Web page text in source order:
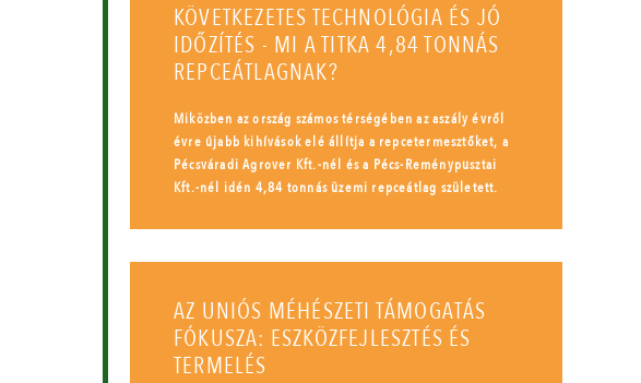
KÖVETKEZETES TECHNOLÓGIA ÉS JÓ
IDŐZÍTÉS - MI A TITKA 4,84 TONNÁS
REPCEÁTLAGNAK?
Miközben az ország számos térségében az aszály évről
évre újabb kihívások elé állítja a repcetermesztőket, a
Pécsváradi Agrover Kft.-nél és a Pécs-Reménypusztai
Kft.-nél idén 4,84 tonnás üzemi repceátlag született.
AZ UNIÓS MÉHÉSZETI TÁMOGATÁS
FÓKUSZA: ESZKÖZFEJLESZTÉS ÉS
TERMELÉS